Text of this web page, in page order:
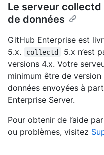
Le serveur
de données
GitHub Enterprise est
5.x.
collectd
5.x n’est
versions 4.x. Votre
minimum être de
données envoyées à
Enterprise Server.
Pour obtenir de l’aide
ou problèmes, visitez